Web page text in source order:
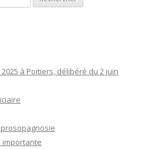
à Poitiers, délibéré du 2 juin
importante